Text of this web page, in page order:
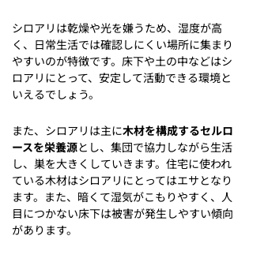
シロアリは乾燥や光を嫌うため、湿度が高
く、日常生活では確認しにくい場所に集まり
やすいのが特徴です。床下や土の中などはシ
ロアリにとって、安定して活動できる環境と
いえるでしょう。
また、シロアリは主に木材を構成するセルロ
ースを栄養源とし、集団で協力しながら生活
し、巣を大きくしていきます。住宅に使われ
ている木材はシロアリにとってはエサとなり
ます。また、暗くて湿気がこもりやすく、人
目につかない床下は被害が発生しやすい傾向
があります。